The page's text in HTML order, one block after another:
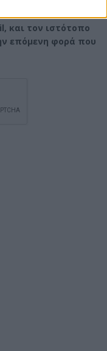
και τον ιστότοπο
επόμενη φορά που